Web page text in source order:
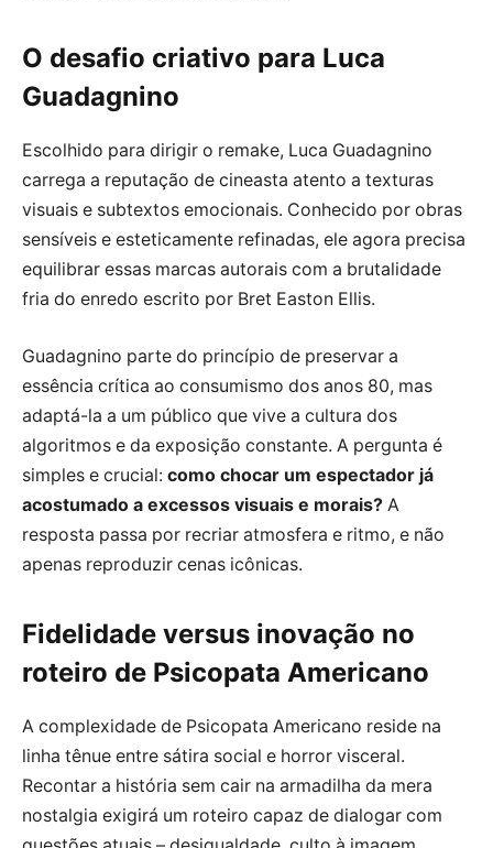
O desafio criativo para Luca
Guadagnino
Escolhido para dirigir o remake, Luca Guadagnino
carrega a reputação de cineasta atento a texturas
visuais e subtextos emocionais. Conhecido por obras
sensíveis e esteticamente refinadas, ele agora precisa
equilibrar essas marcas autorais com a brutalidade
fria do enredo escrito por Bret Easton Ellis.
Guadagnino parte do princípio de preservar a
essência crítica ao consumismo dos anos 80, mas
adaptá-la a um público que vive a cultura dos
algoritmos e da exposição constante. A pergunta é
simples e crucial: como chocar um espectador já
acostumado a excessos visuais e morais? A
resposta passa por recriar atmosfera e ritmo, e não
apenas reproduzir cenas icônicas.
Fidelidade versus inovação no
roteiro de Psicopata Americano
A complexidade de Psicopata Americano reside na
linha tênue entre sátira social e horror visceral.
Recontar a história sem cair na armadilha da mera
nostalgia exigirá um roteiro capaz de dialogar com